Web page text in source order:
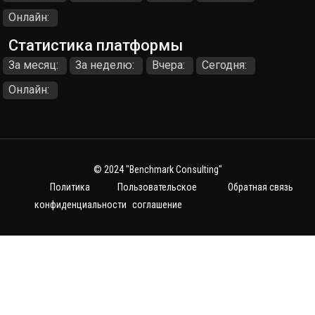
Онлайн:
Статистика платформы
За месяц: За неделю: Вчера:
Сегодня:
Онлайн:
© 2024"Benchmark Consulting"
Политика
конфиденциальности
Пользовательское
соглашение
Обратная связь